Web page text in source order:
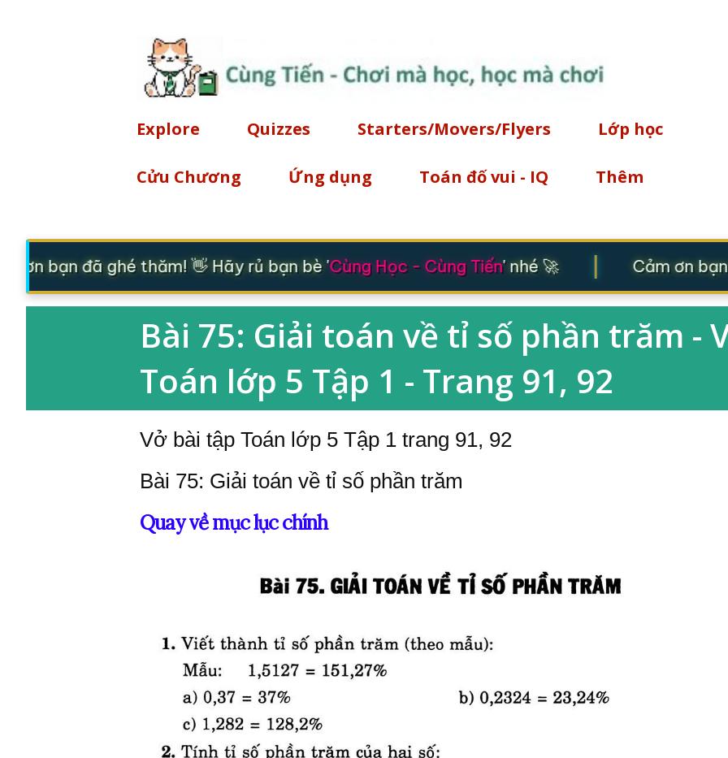
Explore Quizzes Starters/Movers/Flyers Lớp học
Cửu Chương Ứng dụng Toán đố vui - IQ Thêm
ơn bạn đã ghé thăm! 👋 Hãy rủ bạn bè 'Cùng Học - Cùng Tiến' nhé 🚀 Cảm ơn
Bài 75: Giải toán về tỉ số phần trăm -
Toán lớp 5 Tập 1 - Trang 91, 92
Vở bài tập Toán lớp 5 Tập 1 trang 91, 92
Bài 75: Giải toán về tỉ số phần trăm
Quay về mục lục chính